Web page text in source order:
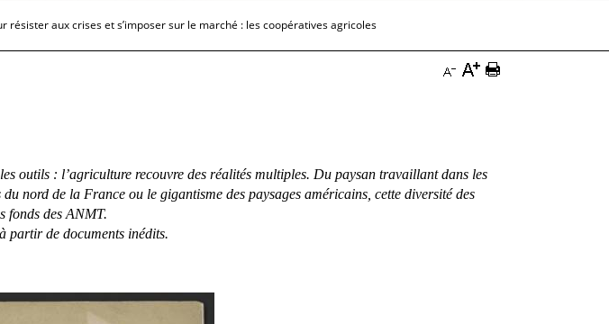
résister aux crises et s’imposer sur le marché : les coopératives agricoles
Diminuer
du
texte
Augmenter
texte
Imprimer
outils : l’agriculture recouvre des réalités multiples. Du paysan travaillant dans les
nord de la France ou le gigantisme des paysages américains, cette diversité des
fonds des ANMT.
partir de documents inédits.